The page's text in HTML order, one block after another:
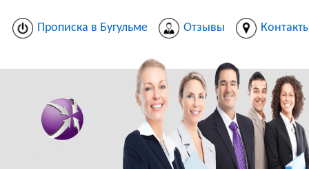
Прописка в Бугульме Отзывы